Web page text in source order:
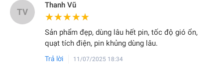
TV
Thanh Vũ
★★★★★
★★★★★
Sản phẩm đẹp, dùng lâu hết pin, tốc độ gió ổn,
quạt tích điện, pin khủng dùng lâu.
Trả lời 11/07/2025 18:34